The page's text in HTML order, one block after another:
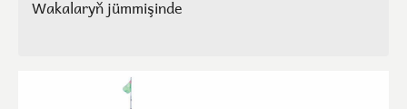
Wakalaryň jümmişinde